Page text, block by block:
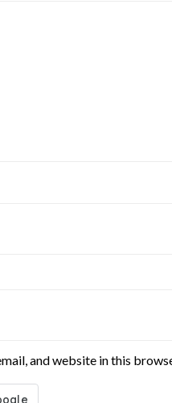
and website in this